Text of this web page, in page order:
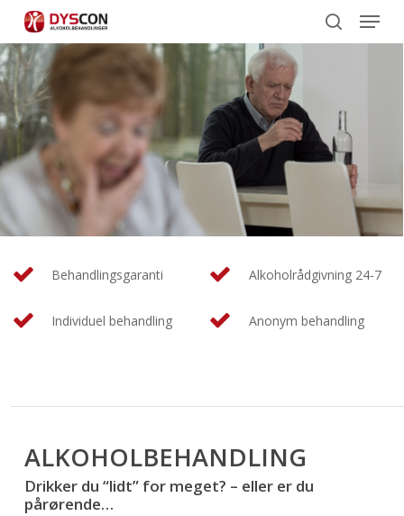
main
content
search
Menu
Behandlingsgaranti Alkoholrådgivning 24-7
Individuel behandling Anonym behandling
ALKOHOLBEHANDLING
Drikker du “lidt” for meget? – eller er du
pårørende…